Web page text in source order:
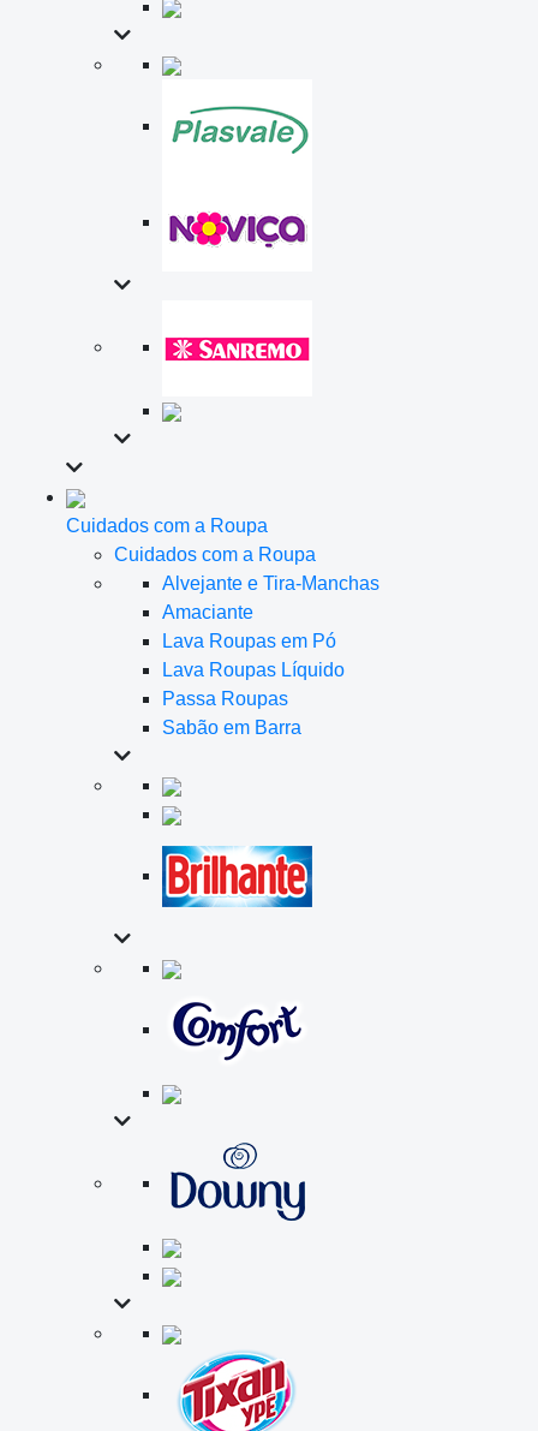
Cuidados com a Roupa
Cuidados com a Roupa
Alvejante e Tira-Manchas
Amaciante
Lava Roupas em Pó
Lava Roupas Líquido
Passa Roupas
Sabão em Barra